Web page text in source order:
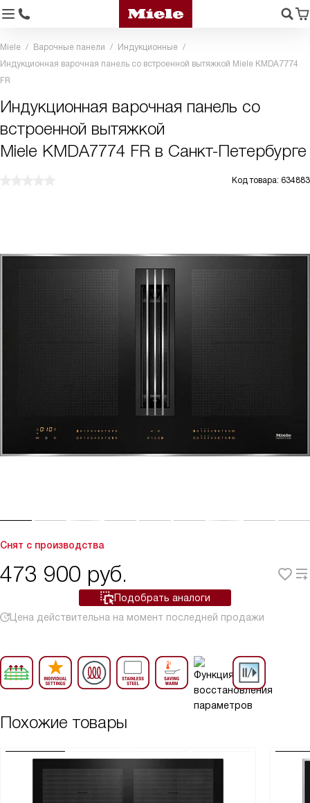
Miele Варочные панели
Индукционные
Индукционная варочная панель со встроенной вытяжкой Miele KMDA7774
FR
Индукционная варочная панель со
встроенной вытяжкой
Miele KMDA7774 FR в Санкт-Петербурге
Код товара: 634883
Снят с производства
473 900 руб.
Подобрать аналоги
Цена действительна на момент последней продажи
Похожие товары